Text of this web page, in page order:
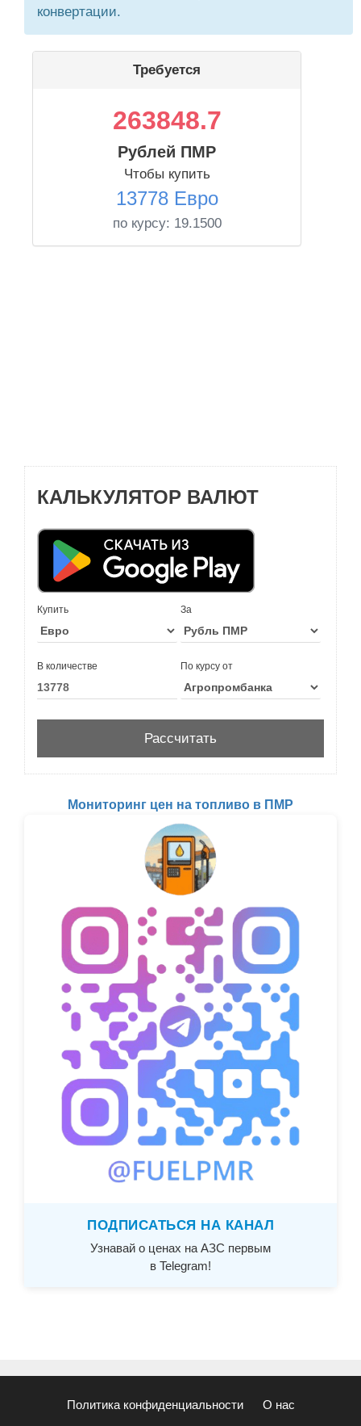
конвертации.
Требуется
263848.7
Рублей ПМР
Чтобы купить
13778 Евро
по курсу: 19.1500
КАЛЬКУЛЯТОР ВАЛЮТ
Купить За
В количестве По курсу от
Мониторинг цен на топливо в ПМР
ПОДПИСАТЬСЯ НА КАНАЛ
Узнавай о ценах на АЗС первым
в Telegram!
Политика конфиденциальности О нас